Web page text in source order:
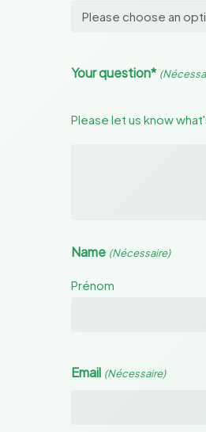
Your question*
Please let us know
Name (Nécessaire)
Prénom
Email (Nécessaire)